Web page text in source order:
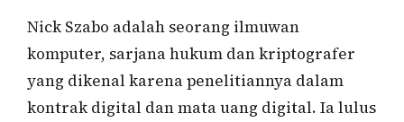
Nick Szabo adalah seorang ilmuwan
komputer, sarjana hukum dan kriptografer
yang dikenal karena penelitiannya dalam
kontrak digital dan mata uang digital. Ia lulus